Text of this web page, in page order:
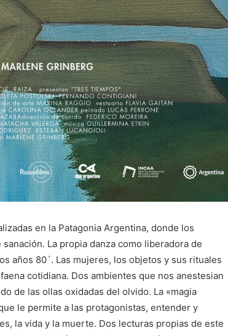
en la Patagonia Argentina, donde los
La propia danza como liberadora de
años 80´. Las mujeres, los objetos y sus rituales
cotidiana. Dos ambientes que nos anestesian
de las ollas oxidadas del olvido. La «magia
le permite a las protagonistas, entender y
la vida y la muerte. Dos lecturas propias de este